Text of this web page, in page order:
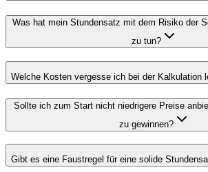
Was hat mein Stundensatz mit dem Risiko der
zu tun?
Welche Kosten vergesse ich bei der Kalkulation
Sollte ich zum Start nicht niedrigere Preise
zu gewinnen?
Gibt es eine Faustregel für eine solide